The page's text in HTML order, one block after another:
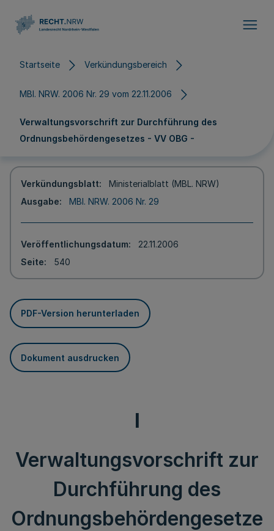
Startseite Verkündungsbereich
MBl. NRW. 2006 Nr. 29 vom 22.11.2006
Verwaltungsvorschrift zur Durchführung des
Ordnungsbehördengesetzes - VV OBG -
Verkündungsblatt
Ministerialblatt (MBL. NRW)
Ausgabe
MBl. NRW. 2006 Nr. 29
Veröffentlichungsdatum
22.11.2006
Seite
540
PDF-Version herunterladen
Dokument ausdrucken
I
Verwaltungsvorschrift zur
Durchführung des
Ordnungsbehördengesetze